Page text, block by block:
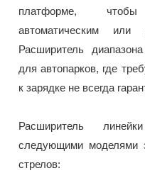
платформе,
автоматическим
Расширитель
для автопарков, где
к зарядке не всегда
Расширитель
следующими моделями
стрелов: